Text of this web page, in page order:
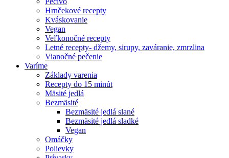
Hrnčekové recepty
Kváskovanie
Vegan
Veľkonočné recepty
Letné recepty- džemy, sirupy, zaváranie, zmrzlina
Vianočné pečenie
Varíme
Základy varenia
Recepty do 15 minút
Mäsité jedlá
Bezmäsité
Bezmäsité jedlá slané
Bezmäsité jedlá sladké
Vegan
Omáčky
Polievky